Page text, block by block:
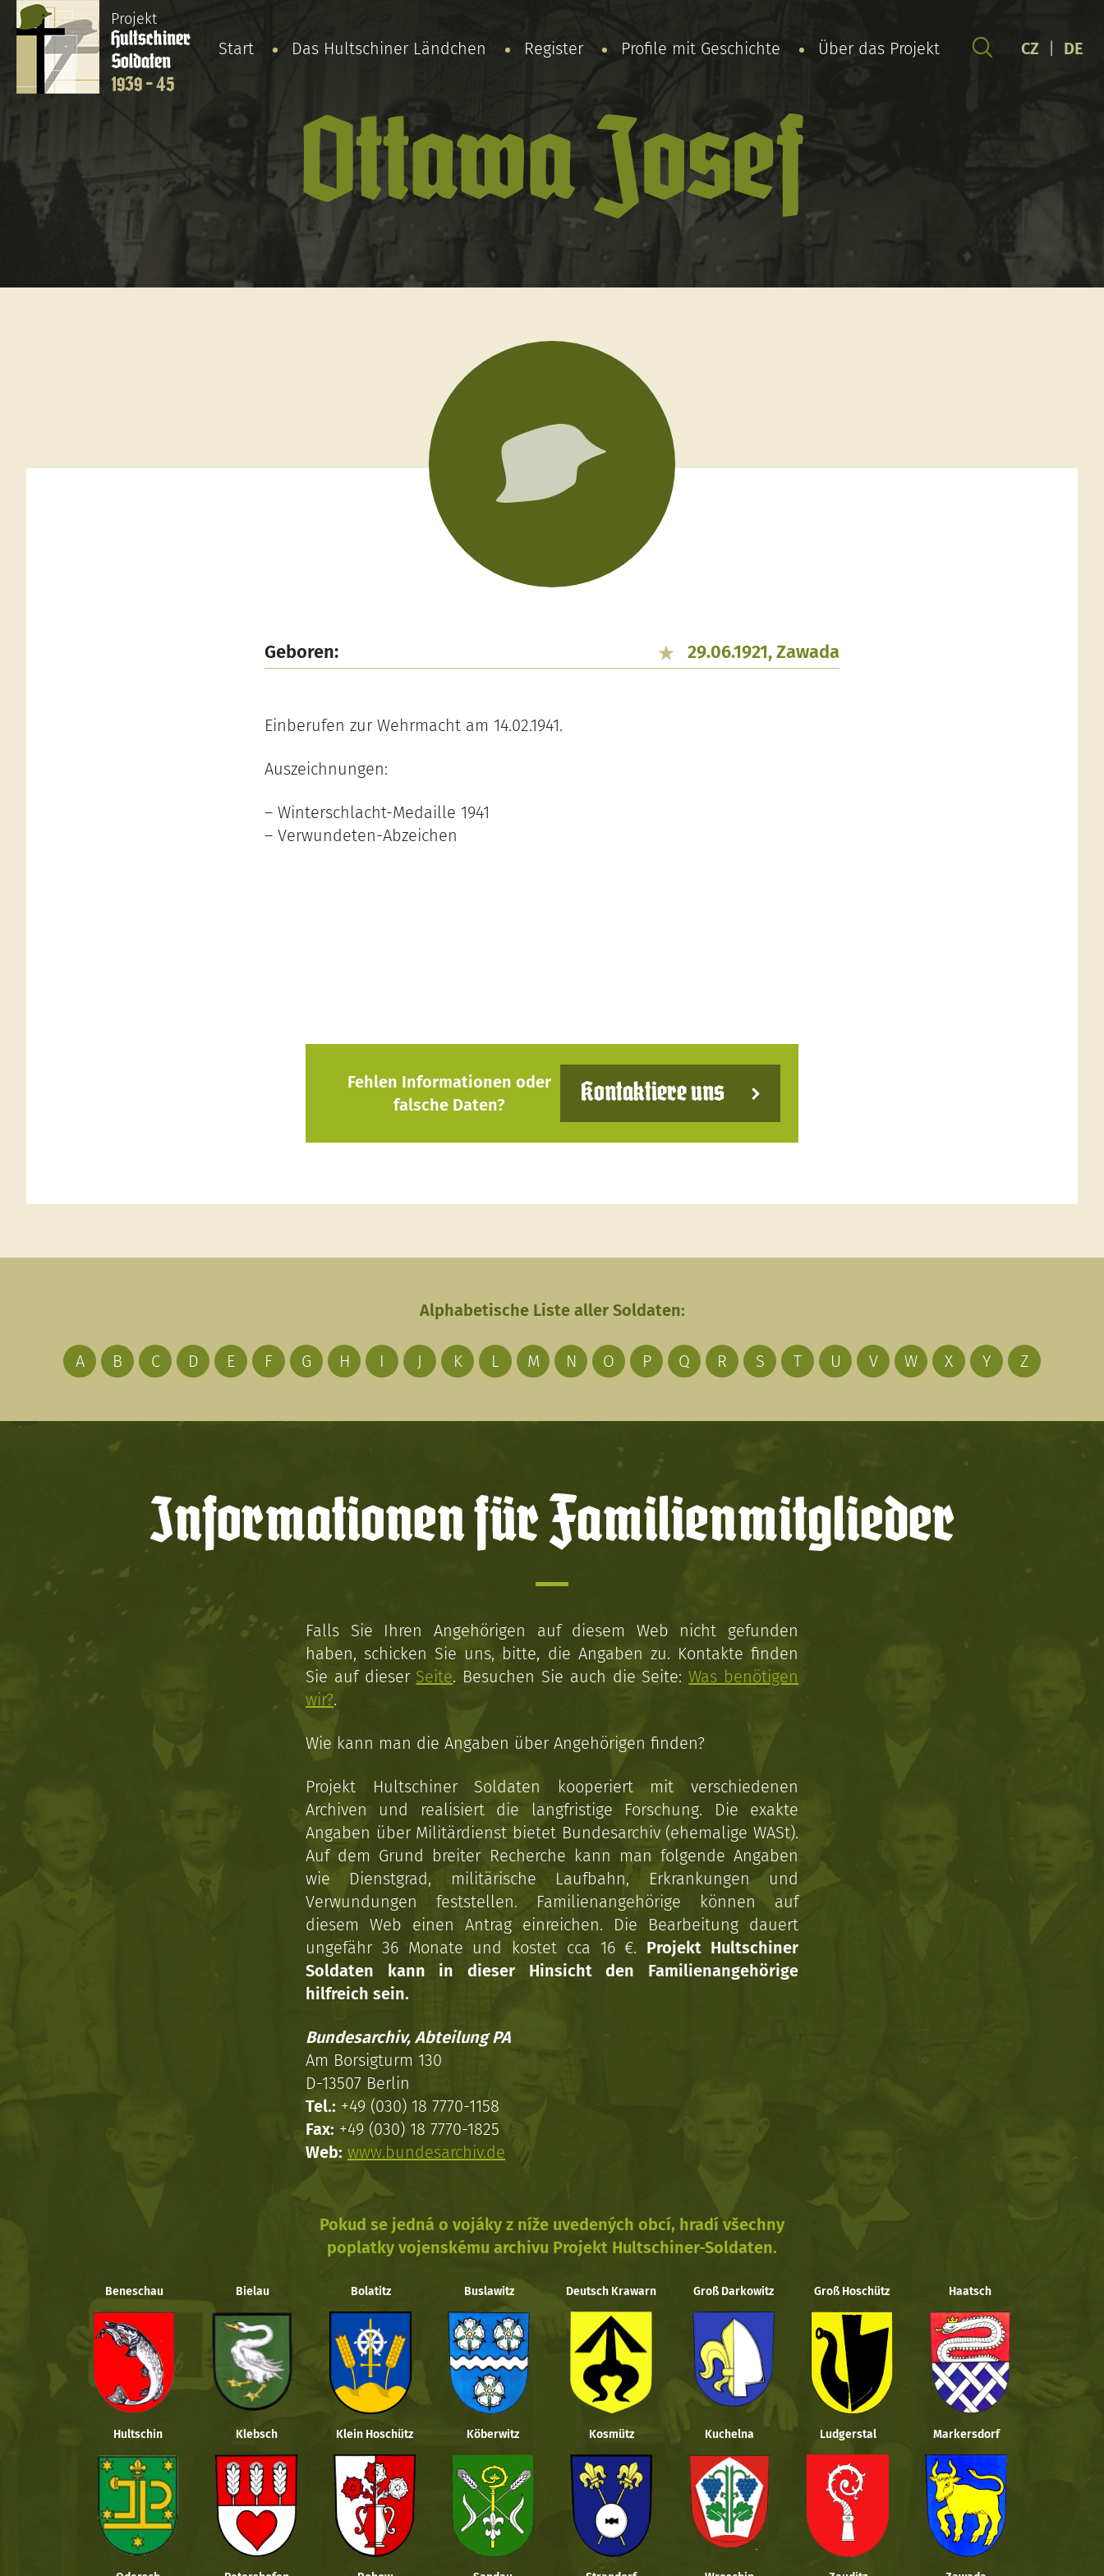
Projekt
Hultschiner
Soldaten
1939 - 45
Start Das Hultschiner Ländchen Register Profile mit Geschichte Über das Projekt CZ DE
Ottawa Josef
Geboren: 29.06.1921, Zawada
Einberufen zur Wehrmacht am 14.02.1941.
Auszeichnungen:
– Winterschlacht-Medaille 1941
– Verwundeten-Abzeichen
Fehlen Informationen oder
falsche Daten?
Kontaktiere uns
Alphabetische Liste aller Soldaten:
A B C D E F G H I J K L M N O P Q R S T U V W X Y Z
Informationen für Familienmitglieder
Falls Sie Ihren Angehörigen auf diesem Web nicht gefunden
haben, schicken Sie uns, bitte, die Angaben zu. Kontakte finden
Sie auf dieser Seite. Besuchen Sie auch die Seite:Was benötigen
wir?.
Wie kann man die Angaben über Angehörigen finden?
Projekt Hultschiner Soldaten kooperiert mit verschiedenen
Archiven und realisiert die langfristige Forschung. Die exakte
Angaben über Militärdienst bietet Bundesarchiv (ehemalige WASt).
Auf dem Grund breiter Recherche kann man folgende Angaben
wie Dienstgrad, militärische Laufbahn, Erkrankungen und
Verwundungen feststellen. Familienangehörige können auf
diesem Web einen Antrag einreichen. Die Bearbeitung dauert
ungefähr 36 Monate und kostet cca 16 €. Projekt Hultschiner
Soldaten kann in dieser Hinsicht den Familienangehörige
hilfreich sein.
Bundesarchiv, Abteilung PA
Am Borsigturm 130
D-13507 Berlin
Tel.: +49 (030) 18 7770-1158
Fax: +49 (030) 18 7770-1825
Web: www.bundesarchiv.de
Pokud se jedná o vojáky z níže uvedených obcí, hradí všechny
poplatky vojenskému archivu Projekt Hultschiner-Soldaten.
Beneschau Bielau Bolatitz Buslawitz Deutsch Krawarn Groß Darkowitz Groß Hoschütz Haatsch
Hultschin Klebsch Klein Hoschütz Köberwitz Kosmütz Kuchelna Ludgerstal Markersdorf